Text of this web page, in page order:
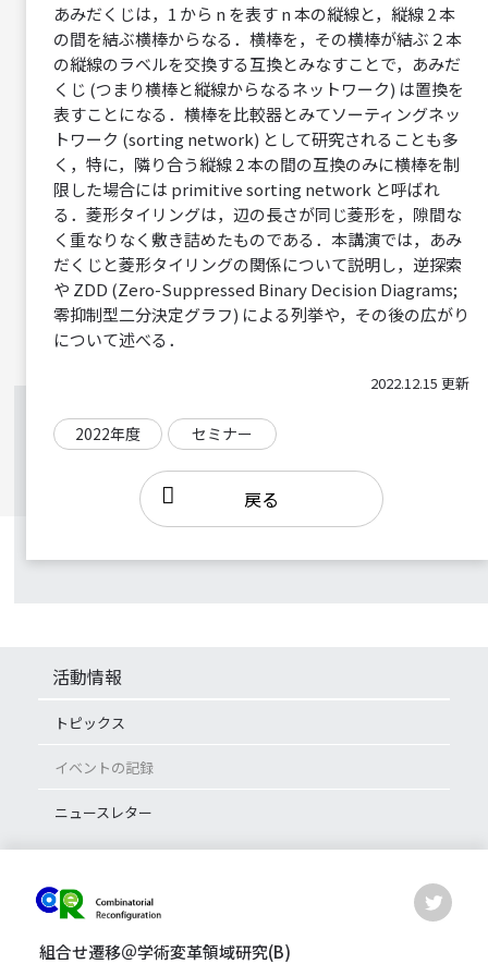
あみだくじは，1 から n を表す n 本の縦線と，縦線 2 本
の間を結ぶ横棒からなる．横棒を，その横棒が結ぶ２本
の縦線のラベルを交換する互換とみなすことで，あみだ
くじ (つまり横棒と縦線からなるネットワーク) は置換を
表すことになる．横棒を比較器とみてソーティングネッ
トワーク (sorting network) として研究されることも多
く，特に，隣り合う縦線 2 本の間の互換のみに横棒を制
限した場合には primitive sorting network と呼ばれ
る．菱形タイリングは，辺の長さが同じ菱形を，隙間な
く重なりなく敷き詰めたものである．本講演では，あみ
だくじと菱形タイリングの関係について説明し，逆探索
や ZDD (Zero-Suppressed Binary Decision Diagrams;
零抑制型二分決定グラフ) による列挙や，その後の広がり
について述べる．
2022.12.15 更新
2022年度 セミナー
戻る
活動情報
トピックス
イベントの記録
ニュースレター
組合せ遷移＠学術変革領域研究(B)